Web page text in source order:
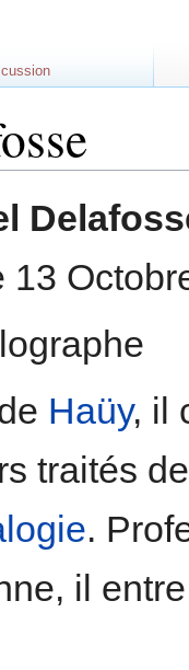
13
Haüy, il
traités
.
il